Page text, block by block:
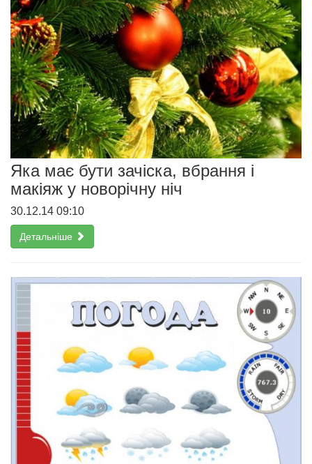
Яка має бути зачіска, вбрання і
макіяж у новорічну ніч
30.12.14 09:10
Детальніше